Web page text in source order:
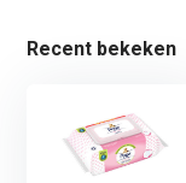
Recent bekeken